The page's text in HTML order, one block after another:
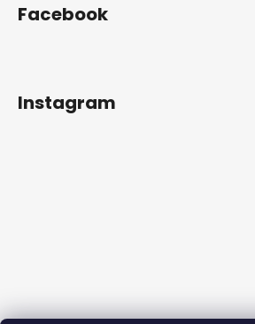
Facebook
Instagram